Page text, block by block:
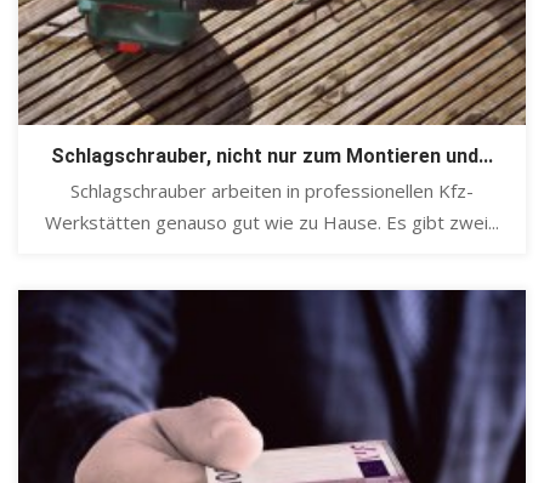
Schlagschrauber, nicht nur zum Montieren und...
Schlagschrauber arbeiten in professionellen Kfz-
Werkstätten genauso gut wie zu Hause. Es gibt zwei...